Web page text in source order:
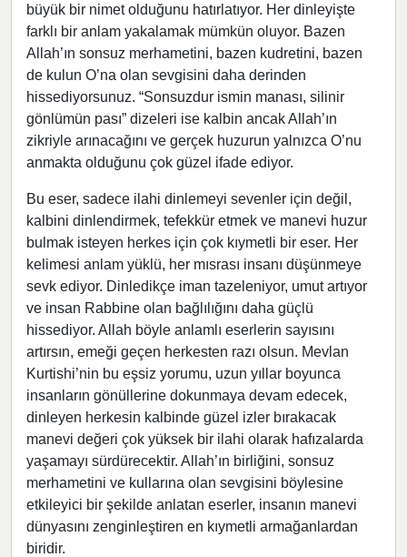
büyük bir nimet olduğunu hatırlatıyor. Her dinleyişte
farklı bir anlam yakalamak mümkün oluyor. Bazen
Allah’ın sonsuz merhametini, bazen kudretini, bazen
de kulun O’na olan sevgisini daha derinden
hissediyorsunuz. “Sonsuzdur ismin manası, silinir
gönlümün pası” dizeleri ise kalbin ancak Allah’ın
zikriyle arınacağını ve gerçek huzurun yalnızca O’nu
anmakta olduğunu çok güzel ifade ediyor.
Bu eser, sadece ilahi dinlemeyi sevenler için değil,
kalbini dinlendirmek, tefekkür etmek ve manevi huzur
bulmak isteyen herkes için çok kıymetli bir eser. Her
kelimesi anlam yüklü, her mısrası insanı düşünmeye
sevk ediyor. Dinledikçe iman tazeleniyor, umut artıyor
ve insan Rabbine olan bağlılığını daha güçlü
hissediyor. Allah böyle anlamlı eserlerin sayısını
artırsın, emeği geçen herkesten razı olsun. Mevlan
Kurtishi’nin bu eşsiz yorumu, uzun yıllar boyunca
insanların gönüllerine dokunmaya devam edecek,
dinleyen herkesin kalbinde güzel izler bırakacak
manevi değeri çok yüksek bir ilahi olarak hafızalarda
yaşamayı sürdürecektir. Allah’ın birliğini, sonsuz
merhametini ve kullarına olan sevgisini böylesine
etkileyici bir şekilde anlatan eserler, insanın manevi
dünyasını zenginleştiren en kıymetli armağanlardan
biridir.